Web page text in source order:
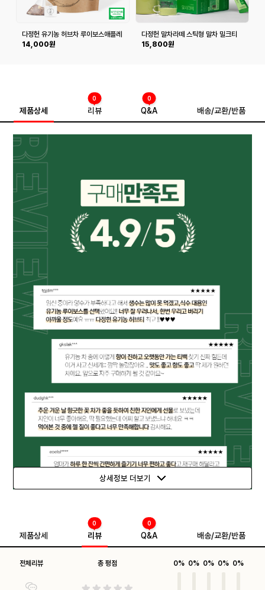
다정헌 유기농 허브차 루이보스애플레
몬 20티백+20티백
14,000원
다정헌 말차라떼 스틱형 말차 밀크티
18g 30개입
15,800원
제품상세 리뷰
0
Q&A
0
배송/교환/반품
상세정보 더보기
제품상세 리뷰
0
Q&A
0
배송/교환/반품
전체리뷰 총 평점 0% 0% 0% 0% 0%